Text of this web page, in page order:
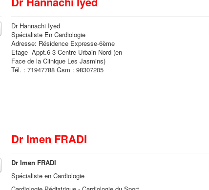
Dr Hannachi Iyed
Spécialiste En Cardiologie
Adresse: Résidence Expresse-6ème
Etage- Appt.6-3 Centre Urbain Nord (en
Face de la Clinique Les Jasmins)
Tél. : 71947788 Gsm : 98307205
Dr Imen FRADI
Dr Imen FRADI
Spécialiste en Cardiologie